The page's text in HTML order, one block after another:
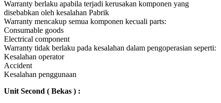
Warranty berlaku apabila terjadi kerusakan komponen yang
disebabkan oleh kesalahan Pabrik
Warranty mencakup semua komponen kecuali parts:
Consumable goods
Electrical component
Warranty tidak berlaku pada kesalahan dalam pengoperasian seperti:
Kesalahan operator
Accident
Kesalahan penggunaan
Unit Second ( Bekas ) :